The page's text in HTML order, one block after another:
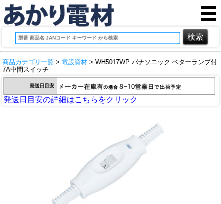
商品カテゴリ一覧 > 電設資材 > WH5017WP パナソニック ベターランプ付
7A中間スイッチ
発送日目安
発送日目安の詳細はこちらをクリック